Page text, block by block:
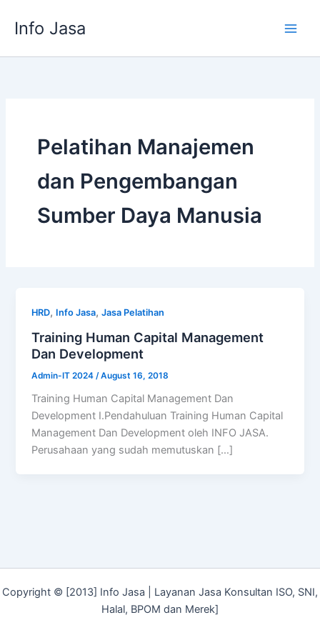
Info Jasa
Pelatihan Manajemen
dan Pengembangan
Sumber Daya Manusia
HRD, Info Jasa,Jasa Pelatihan
Training Human Capital Management
Dan Development
Admin-IT 2024 /August 16, 2018
Training Human Capital Management Dan
Development I.Pendahuluan Training Human Capital
Management Dan Development oleh INFO JASA.
Perusahaan yang sudah memutuskan […]
Copyright © [2013] Info Jasa | Layanan Jasa Konsultan ISO, SNI,
Halal, BPOM dan Merek]